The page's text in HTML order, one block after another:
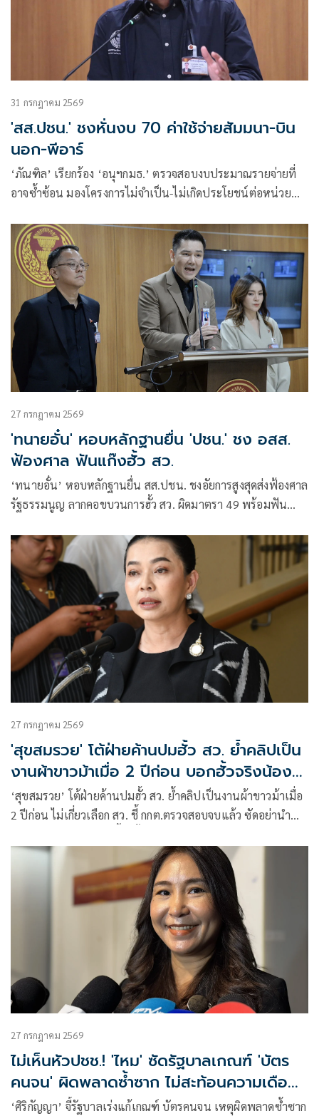
31 กรกฎาคม 2569
'สส.ปชน.' ชงหั่นงบ 70 ค่าใช้จ่ายสัมมนา-บิน
นอก-พีอาร์
‘ภัณฑิล’ เรียกร้อง ‘อนุฯกมธ.’ ตรวจสอบงบประมาณรายจ่ายที่
อาจซ้ำซ้อน มองโครงการไม่จำเป็น-ไม่เกิดประโยชน์ต่อหน่วย
27 กรกฎาคม 2569
'ทนายอั๋น' หอบหลักฐานยื่น 'ปชน.' ชง อสส.
ฟ้องศาล ฟันแก๊งฮั้ว สว.
‘ทนายอั๋น’ หอบหลักฐานยื่น สส.ปชน. ชงอัยการสูงสุดส่งฟ้องศาล
รัฐธรรมนูญ ลากคอขบวนการฮั้ว สว. ผิดมาตรา 49 พร้อมฟัน
27 กรกฎาคม 2569
'สุขสมรวย' โต้ฝ่ายค้านปมฮั้ว สว. ย้ำคลิปเป็น
งานผ้าขาวม้าเมื่อ 2 ปีก่อน บอกฮั้วจริงน้อง
สะใภ้คงฉลุย
‘สุขสมรวย’ โต้ฝ่ายค้านปมฮั้ว สว. ย้ำคลิปเป็นงานผ้าขาวม้าเมื่อ
2 ปีก่อน ไม่เกี่ยวเลือก สว. ชี้ กกต.ตรวจสอบจบแล้ว ซัดอย่านำ
ฝ่ายกม. ถอดเทปรายการดัง หลังเนื้อหาสร้างความเกลียดชัง โอด
ผิดหวังคนรุ่นใหม่ใช้วิธีนี้
27 กรกฎาคม 2569
ไม่เห็นหัวปชช.! 'ไหม' ซัดรัฐบาลเกณฑ์ 'บัตร
คนจน' ผิดพลาดซ้ำซาก ไม่สะท้อนความเดือด
ร้อนจริง
‘ศิริกัญญา’ จี้รัฐบาลเร่งแก้เกณฑ์ บัตรคนจน เหตุผิดพลาดซ้ำซาก